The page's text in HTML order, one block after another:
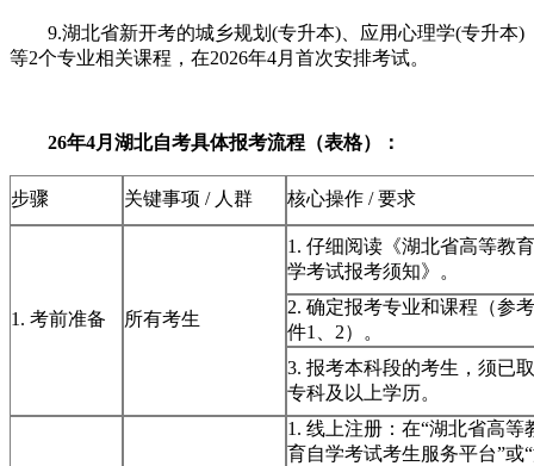
9.湖北省新开考的城乡规划(专升本)、应用心理学(专升本)
等2个专业相关课程，在2026年4月首次安排考试。
26年4月湖北自考具体报考流程（表格）：
步骤 关键事项 / 人群 核心操作 / 要求
1. 考前准备 所有考生
1. 仔细阅读《湖北省高等教
学考试报考须知》。
2. 确定报考专业和课程（参
件1、2）。
3. 报考本科段的考生，须已
专科及以上学历。
1. 线上注册：在“湖北省高等
育自学考试考生服务平台”或